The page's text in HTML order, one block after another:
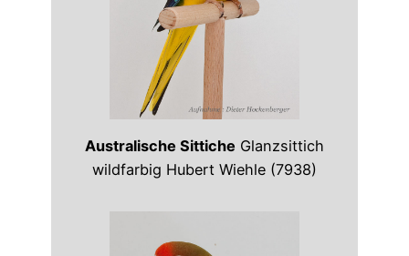
Australische Sittiche Glanzsittich
wildfarbig Hubert Wiehle (7938)